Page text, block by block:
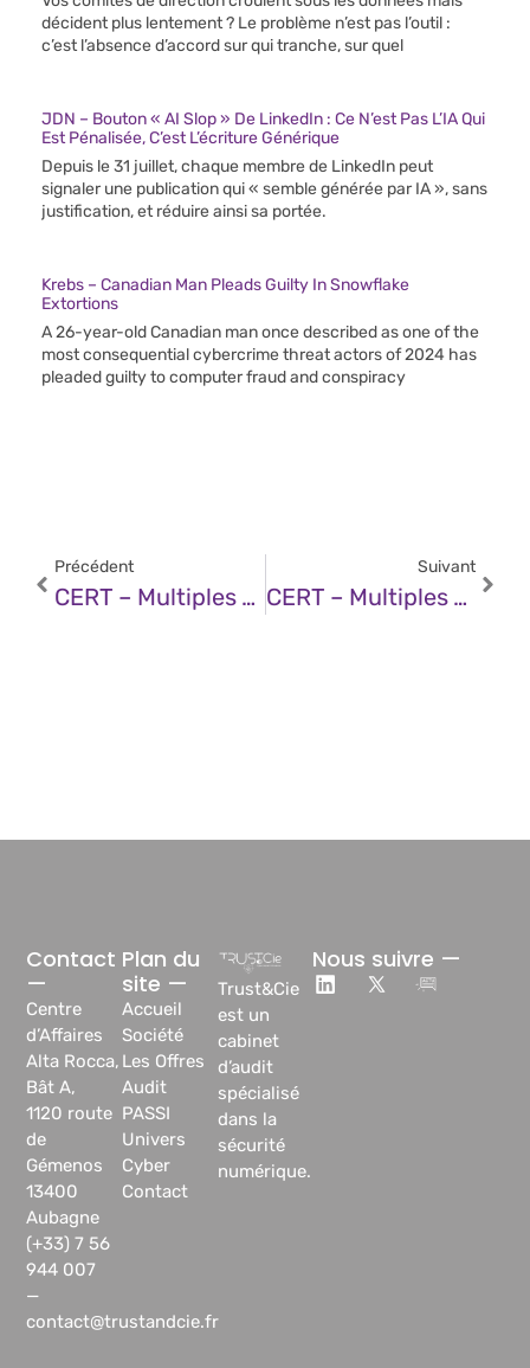
décident plus lentement ? Le problème n’est pas l’outil :
c’est l’absence d’accord sur qui tranche, sur quel
JDN – Bouton « AI Slop » De LinkedIn : Ce N’est Pas L’IA Qui
Est Pénalisée, C’est L’écriture Générique
Depuis le 31 juillet, chaque membre de LinkedIn peut
signaler une publication qui « semble générée par IA », sans
justification, et réduire ainsi sa portée.
Krebs – Canadian Man Pleads Guilty In Snowflake
Extortions
A 26-year-old Canadian man once described as one of the
most consequential cybercrime threat actors of 2024 has
pleaded guilty to computer fraud and conspiracy
Précédent
CERT – Multiples Vulnérabilités Dans Les Produits Splunk (31 Juillet 2025)
Suivant
CERT – Multiples Vulnérabilités Dans Le Noyau Linux D’Ubuntu (01 Août 2025)
Trust&Cie
est un
cabinet
d’audit
spécialisé
dans la
sécurité
numérique.
Plan du
site —
Accueil
Société
Les Offres
Audit
PASSI
Univers
Cyber
Contact
Contact
—
Centre
d’Affaires
Alta Rocca,
Bât A,
1120 route
de
Gémenos
13400
Aubagne
(+33) 7 56
944 007
—
contact@trustandcie.fr
Nous suivre —